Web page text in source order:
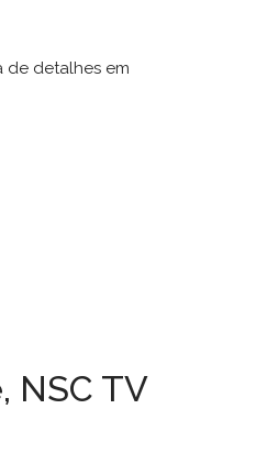
de detalhes em
NSC TV